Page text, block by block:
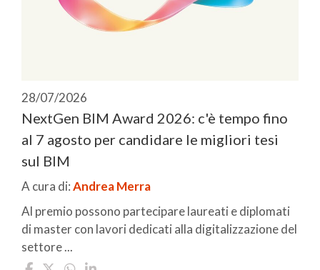
28/07/2026
NextGen BIM Award 2026: c'è tempo fino
al 7 agosto per candidare le migliori tesi
sul BIM
A cura di:Andrea Merra
Al premio possono partecipare laureati e diplomati
di master con lavori dedicati alla digitalizzazione del
settore ...